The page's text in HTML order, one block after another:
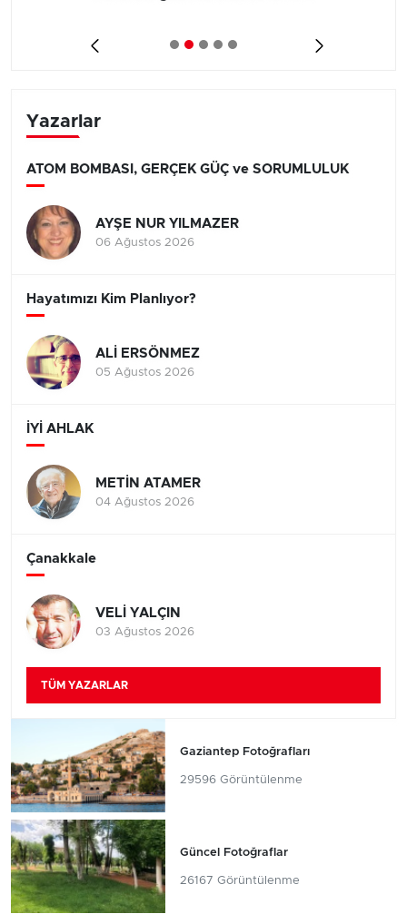
Yazarlar
ATOM BOMBASI, GERÇEK GÜÇ ve SORUMLULUK
AYŞE NUR YILMAZER
06 Ağustos 2026
Hayatımızı Kim Planlıyor?
ALİ ERSÖNMEZ
05 Ağustos 2026
İYİ AHLAK
METİN ATAMER
04 Ağustos 2026
Çanakkale
VELİ YALÇIN
03 Ağustos 2026
TÜM YAZARLAR
Gaziantep Fotoğrafları
29596 Görüntülenme
Güncel Fotoğraflar
26167 Görüntülenme